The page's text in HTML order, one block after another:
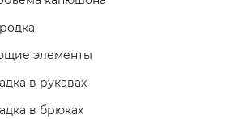
элементы
в рукавах
в брюках